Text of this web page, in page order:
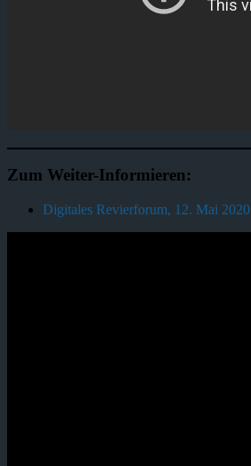
Zum Weiter-Informieren:
Digitales Revierforum, 12. Mai 2020